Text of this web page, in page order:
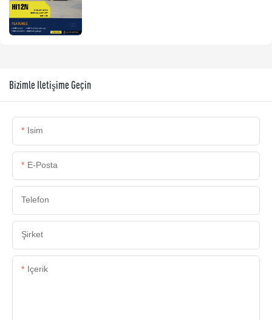
Bizimle Iletişime Geçin
Isim
E-Posta
Telefon
Şirket
Içerik